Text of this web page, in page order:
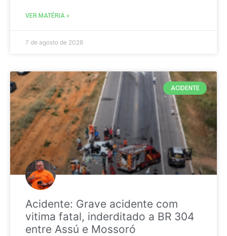
VER MATÉRIA »
7 de agosto de 2026
ACIDENTE
Acidente: Grave acidente com
vitima fatal, inderditado a BR 304
entre Assú e Mossoró